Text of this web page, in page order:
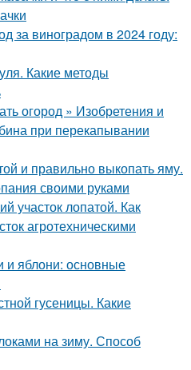
за виноградом в 2024 году:
Какие методы
огород » Изобретения и
при перекапывании
и правильно выкопать яму.
своими руками
участок лопатой. Как
агротехническими
и яблони: основные
гусеницы. Какие
на зиму. Способ